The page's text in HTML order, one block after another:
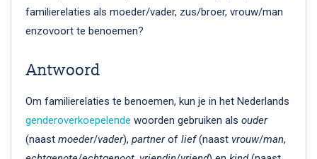
familierelaties als moeder/vader, zus/broer, vrouw/man
enzovoort te benoemen?
Antwoord
Om familierelaties te benoemen, kun je in het Nederlands
genderoverkoepelende woorden gebruiken als ouder
(naast moeder/vader), partnerof lief(naast vrouw/man,